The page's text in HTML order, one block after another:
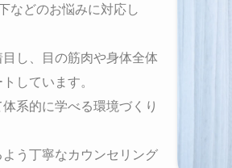
などのお悩みに対応し
し、目の筋肉や身体全体
しています。
系的に学べる環境づくり
う丁寧なカウンセリング